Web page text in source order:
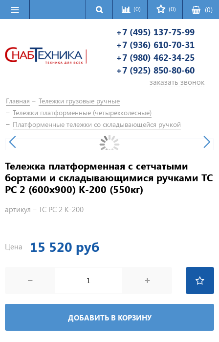
(0) (0) (0)
+7 (495) 137-75-99
+7 (936) 610-70-31
+7 (980) 462-34-25
+7 (925) 850-80-60
заказать звонок
Главная
Тележки грузовые ручные
Тележки платформенные (четырехколесные)
Платформенные тележки со складывающейся ручкой
Тележка платформенная с сетчатыми
бортами и складывающимися ручками ТС
РС 2 (600х900) К-200 (550кг)
артикул – ТС РС 2 К-200
Цена 15 520 руб
ДОБАВИТЬ В КОРЗИНУ